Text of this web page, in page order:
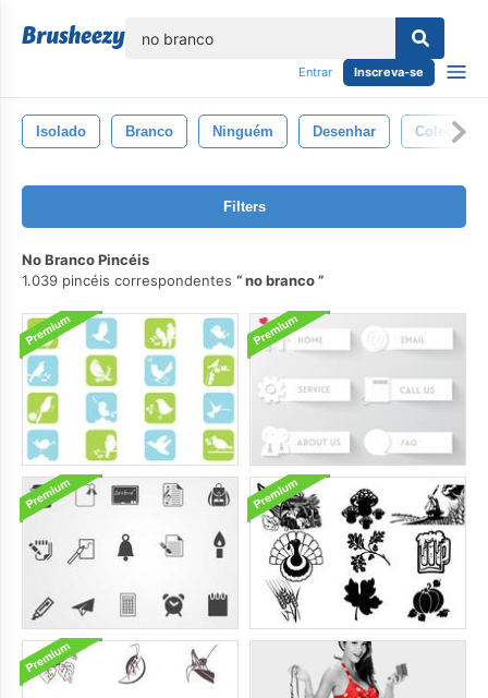
Entrar Inscreva-se
Isolado Branco Ninguém Desenhar Coleção
Filters
No Branco Pincéis
1.039 pincéis correspondentes
no branco